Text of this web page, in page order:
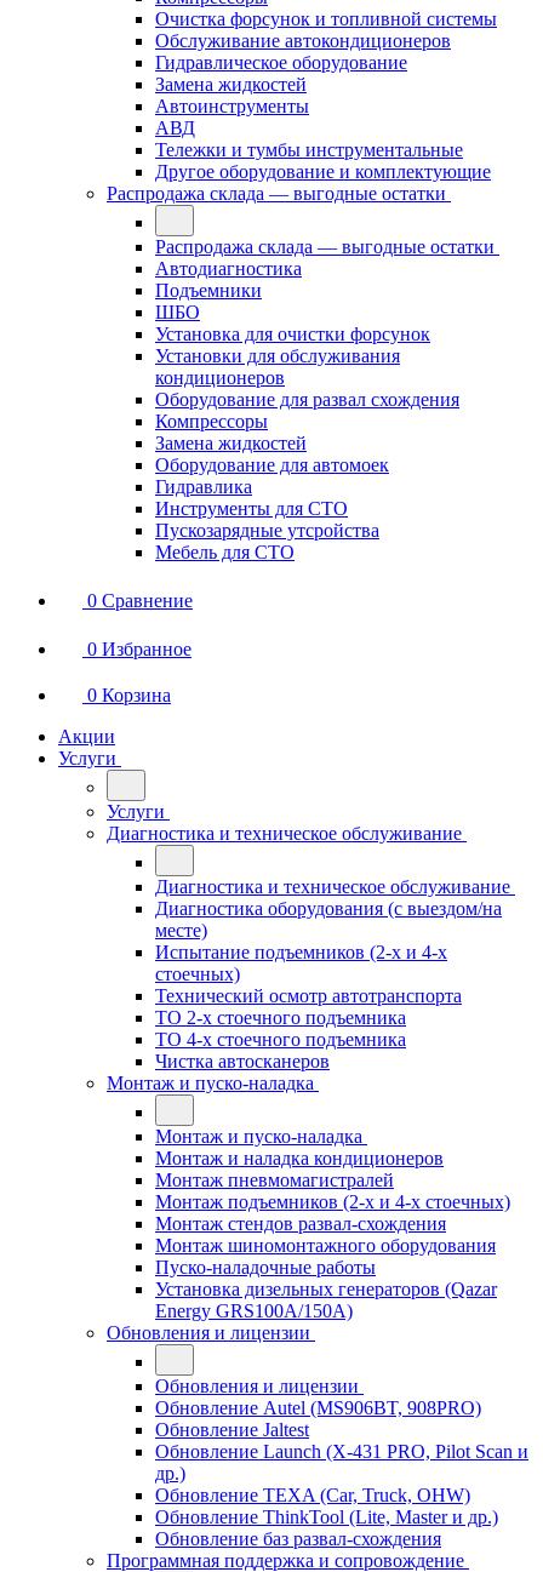
Очистка форсунок и топливной системы
Обслуживание автокондиционеров
Гидравлическое оборудование
Замена жидкостей
Автоинструменты
АВД
Тележки и тумбы инструментальные
Другое оборудование и комплектующие
Распродажа склада — выгодные остатки
Распродажа склада — выгодные остатки
Автодиагностика
Подъемники
ШБО
Установка для очистки форсунок
Установки для обслуживания
кондиционеров
Оборудование для развал схождения
Компрессоры
Замена жидкостей
Оборудование для автомоек
Гидравлика
Инструменты для СТО
Пускозарядные утсройства
Мебель для СТО
0 Сравнение
0 Избранное
0 Корзина
Акции
Услуги
Услуги
Диагностика и техническое обслуживание
Диагностика и техническое обслуживание
Диагностика оборудования (с выездом/на
месте)
Испытание подъемников (2-х и 4-х
стоечных)
Технический осмотр автотранспорта
ТО 2-х стоечного подъемника
ТО 4-х стоечного подъемника
Чистка автосканеров
Монтаж и пуско-наладка
Монтаж и пуско-наладка
Монтаж и наладка кондиционеров
Монтаж пневмомагистралей
Монтаж подъемников (2-х и 4-х стоечных)
Монтаж стендов развал-схождения
Монтаж шиномонтажного оборудования
Пуско-наладочные работы
Установка дизельных генераторов (Qazar
Energy GRS100A/150A)
Обновления и лицензии
Обновления и лицензии
Обновление Autel (MS906BT, 908PRO)
Обновление Jaltest
Обновление Launch (X-431 PRO, Pilot Scan и
др.)
Обновление TEXA (Car, Truck, OHW)
Обновление ThinkTool (Lite, Master и др.)
Обновление баз развал-схождения
Программная поддержка и сопровождение